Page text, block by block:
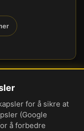
for å sikre at
(Google
å forbedre